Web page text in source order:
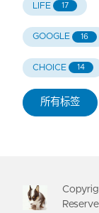
LIFE 17
GOOGLE 16
CHOICE 14
所有标签